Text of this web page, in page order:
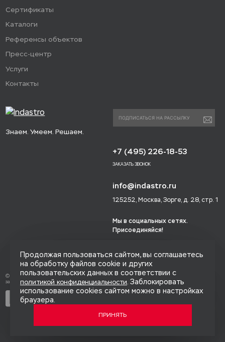
Знаем. Умеем. Решаем.
© 2014-2026 «Индастро», Все права
защищены.
Сертификаты
Каталоги
Референсы объектов
Пресс-центр
Услуги
Контакты
+7 (495) 226-18-53
ЗАКАЗАТЬ ЗВОНОК
info@indastro.ru
125252, Москва, Зорге, д. 28, стр. 1
Мы в социальных сетях.
Присоединяйся!
Политика конфиденциальности
Карта сайта
Продолжая пользоваться сайтом, вы соглашаетесь
на обработку файлов cookie и других
пользовательских данных в соответствии с
политикой конфиденциальности. Заблокировать
использование cookies сайтом можно в настройках
браузера.
ПРИНЯТЬ